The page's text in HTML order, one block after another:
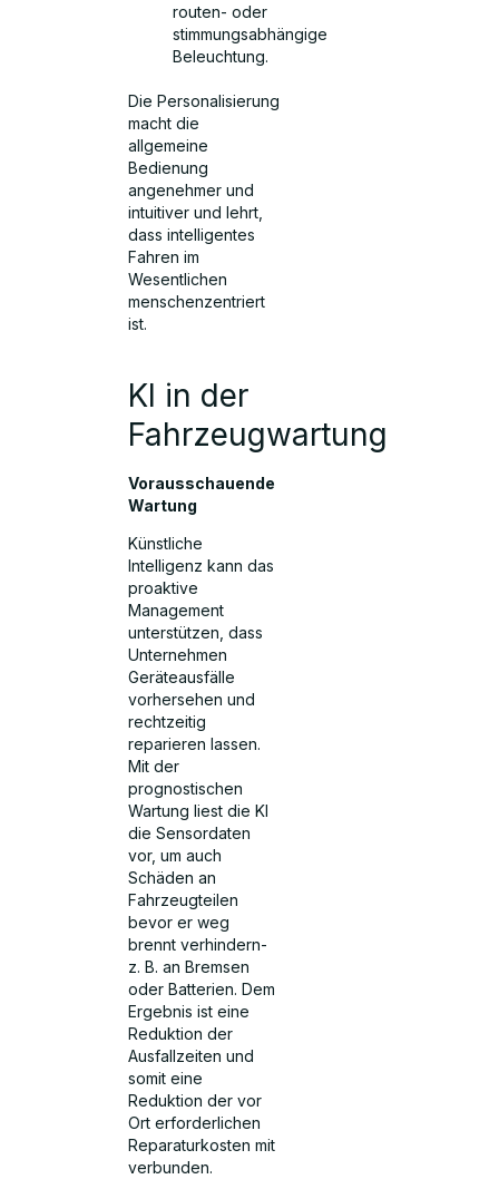
routen- oder
stimmungsabhängige
Beleuchtung.
Die Personalisierung
macht die
allgemeine
Bedienung
angenehmer und
intuitiver und lehrt,
dass intelligentes
Fahren im
Wesentlichen
menschenzentriert
ist.
KI in der
Fahrzeugwartung
Vorausschauende
Wartung
Künstliche
Intelligenz kann das
proaktive
Management
unterstützen, dass
Unternehmen
Geräteausfälle
vorhersehen und
rechtzeitig
reparieren lassen.
Mit der
prognostischen
Wartung liest die KI
die Sensordaten
vor, um auch
Schäden an
Fahrzeugteilen
bevor er weg
brennt verhindern-
z. B. an Bremsen
oder Batterien. Dem
Ergebnis ist eine
Reduktion der
Ausfallzeiten und
somit eine
Reduktion der vor
Ort erforderlichen
Reparaturkosten mit
verbunden.